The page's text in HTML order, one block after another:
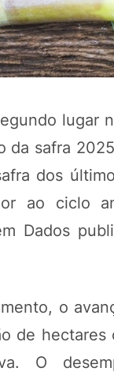
lugar
da safra
dos
ao ciclo
Dados
o
de
O